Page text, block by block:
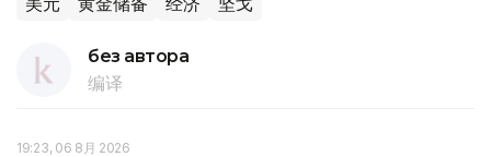
без автора
编译
19:23, 06 8月 2026